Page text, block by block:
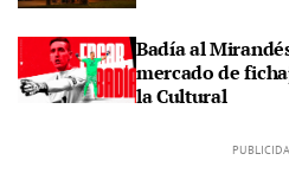
Badía al
mercado de
la Cultural